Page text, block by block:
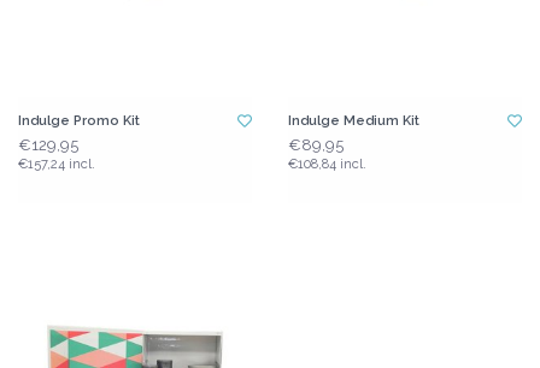
Indulge Promo Kit
€129,95
€157,24 incl.
Indulge Medium Kit
€89,95
€108,84 incl.